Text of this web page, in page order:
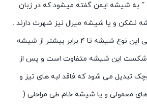
به شیشه ایمن گفته میشود که در زبان
نشکن و یا شیشه میرال نیز شهرت دارند .
مقاومت فیزیکی و حرارتی این نوع شیشه تا ۴ برابر بیشتر از شیشه
شکست این شیشه متفاوت است و پس از
تبدیل می شود که فاقد لبه های تیز و
معمولی و یا شیشه خام طی مراحلی (